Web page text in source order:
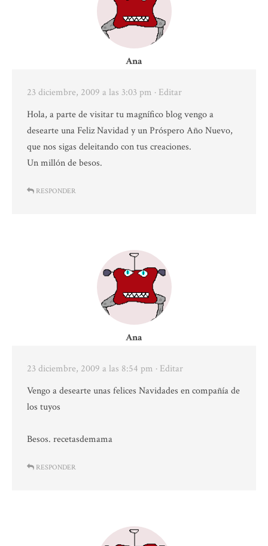
Ana
23 diciembre, 2009 a las 3:03 pm · Editar
Hola, a parte de visitar tu magnífico blog vengo a
desearte una Feliz Navidad y un Próspero Año Nuevo,
que nos sigas deleitando con tus creaciones.
Un millón de besos.
RESPONDER
Ana
23 diciembre, 2009 a las 8:54 pm · Editar
Vengo a desearte unas felices Navidades en compañía de
los tuyos
Besos. recetasdemama
RESPONDER